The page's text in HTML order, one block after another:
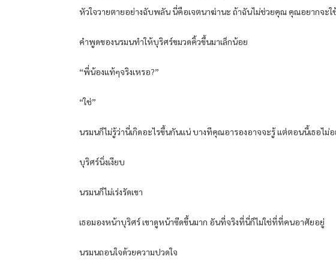
หัวใจวายตายอย่างฉับพลัน นี่คือเจตนาฆ่านะ ถ้าฉันไม่ช่วยคุณ คุณอยากจะใ
คำพูดของนรมนทำให้บุริศร์ขมวดคิ้วขึ้นมาเล็กน้อย
“พี่น้องแท้ๆจริงเหรอ?”
“ใช่”
นรมนก็ไม่รู้ว่านี่เกิดอะไรขึ้นกันแน่ บางทีคุณอารองอาจจะรู้ แต่ตอนนี้เธอไม่อ
บุริศร์นิ่งเงียบ
นรมนก็ไม่เร่งรัดเขา
เธอมองหน้าบุริศร์ เขาดูหน้าซีดขึ้นมาก อันที่จริงที่นี่ก็ไม่ใช่ที่ที่คนอาศัยอยู่
นรมนถอนใจด้วยความปวดใจ